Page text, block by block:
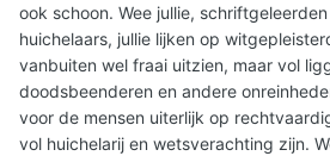
ook schoon. Wee jullie,
huichelaars, jullie lijken op
vanbuiten wel fraai uitzien, maar vol
doodsbeenderen en andere
voor de mensen uiterlijk op
vol huichelarij en wetsverachting zijn.